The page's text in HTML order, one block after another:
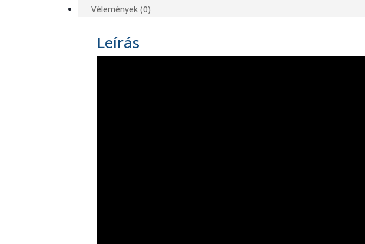
Vélemények (0)
Leírás